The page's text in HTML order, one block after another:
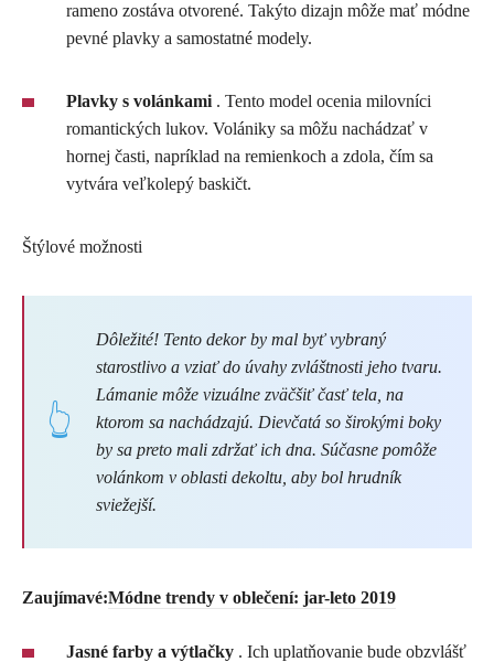
rameno zostáva otvorené. Takýto dizajn môže mať módne
pevné plavky a samostatné modely.
Plavky s volánkami . Tento model ocenia milovníci
romantických lukov. Volániky sa môžu nachádzať v
hornej časti, napríklad na remienkoch a zdola, čím sa
vytvára veľkolepý baskičt.
Štýlové možnosti
Dôležité! Tento dekor by mal byť vybraný
starostlivo a vziať do úvahy zvláštnosti jeho tvaru.
Lámanie môže vizuálne zväčšiť časť tela, na
ktorom sa nachádzajú. Dievčatá so širokými boky
by sa preto mali zdržať ich dna. Súčasne pomôže
volánkom v oblasti dekoltu, aby bol hrudník
sviežejší.
Zaujímavé:Módne trendy v oblečení: jar-leto 2019
Jasné farby a výtlačky . Ich uplatňovanie bude obzvlášť